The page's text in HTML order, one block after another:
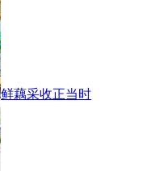
鲜藕采收正当时